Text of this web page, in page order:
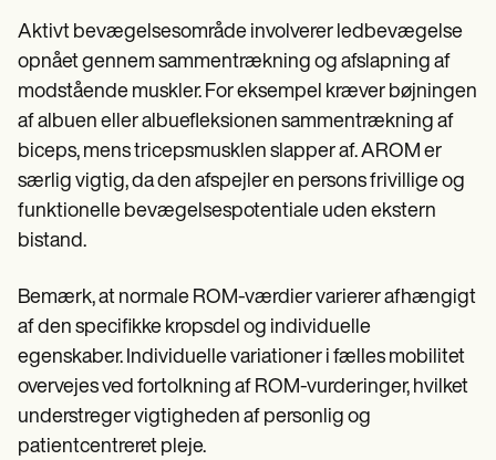
Aktivt bevægelsesområde involverer ledbevægelse
opnået gennem sammentrækning og afslapning af
modstående muskler. For eksempel kræver bøjningen
af albuen eller albuefleksionen sammentrækning af
biceps, mens tricepsmusklen slapper af. AROM er
særlig vigtig, da den afspejler en persons frivillige og
funktionelle bevægelsespotentiale uden ekstern
bistand.
Bemærk, at normale ROM-værdier varierer afhængigt
af den specifikke kropsdel og individuelle
egenskaber. Individuelle variationer i fælles mobilitet
overvejes ved fortolkning af ROM-vurderinger, hvilket
understreger vigtigheden af personlig og
patientcentreret pleje.